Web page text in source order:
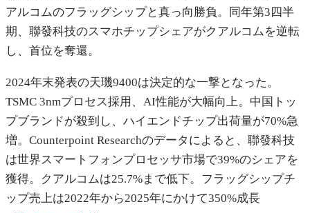
アルコムのフラッグシップと真っ向勝負。同年第3四半
期、聯發科技のスマホチップシェアがクアルコムを逆転
し、首位を奪還。
2024年末発表の天璣9400は決定的な一撃となった。
TSMC 3nmプロセス採用、AI性能が大幅向上。中国トッ
プブランドが殺到し、ハイエンドチップ出荷量が70%急
増。Counterpoint Researchのデータによると、聯發科技
は世界スマートフォンプロセッサ市場で39%のシェアを
獲得。クアルコムは25.7%まで低下。フラッグシップチ
ップ売上は2022年から2025年にかけて350%成長